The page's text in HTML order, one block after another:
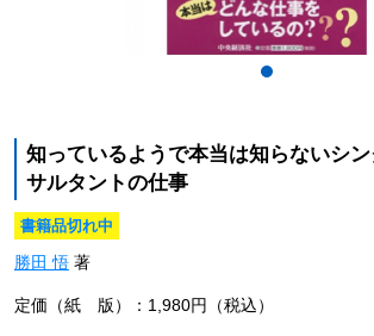
知っているようで本当は知らないシ
サルタントの仕事
書籍品切れ中
勝田 悟著
定価（紙 版）：1,980円（税込）